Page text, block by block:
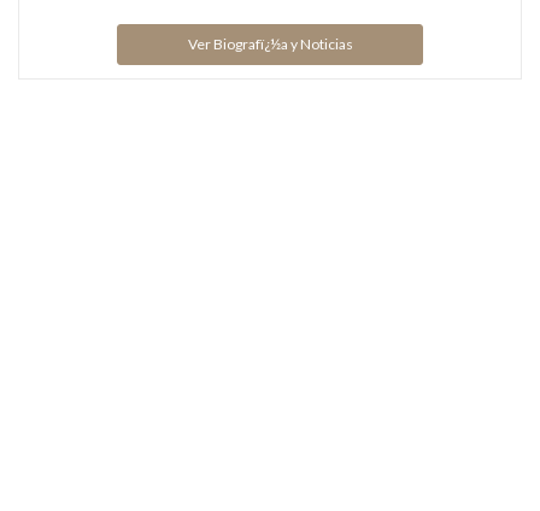
Ver Biografï¿½a y Noticias